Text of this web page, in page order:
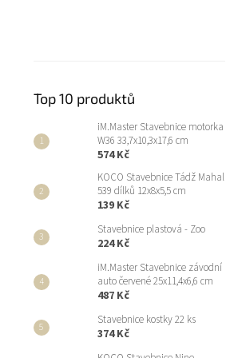
Top 10 produktů
iM.Master Stavebnice motorka
W36 33,7x10,3x17,6 cm
574 Kč
KOCO Stavebnice Tádž Mahal
539 dílků 12x8x5,5 cm
139 Kč
Stavebnice plastová - Zoo
224 Kč
iM.Master Stavebnice závodní
auto červené 25x11,4x6,6 cm
487 Kč
Stavebnice kostky 22 ks
374 Kč